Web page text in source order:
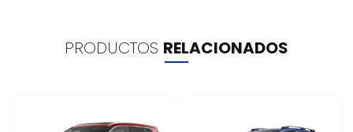
PRODUCTOS RELACIONADOS